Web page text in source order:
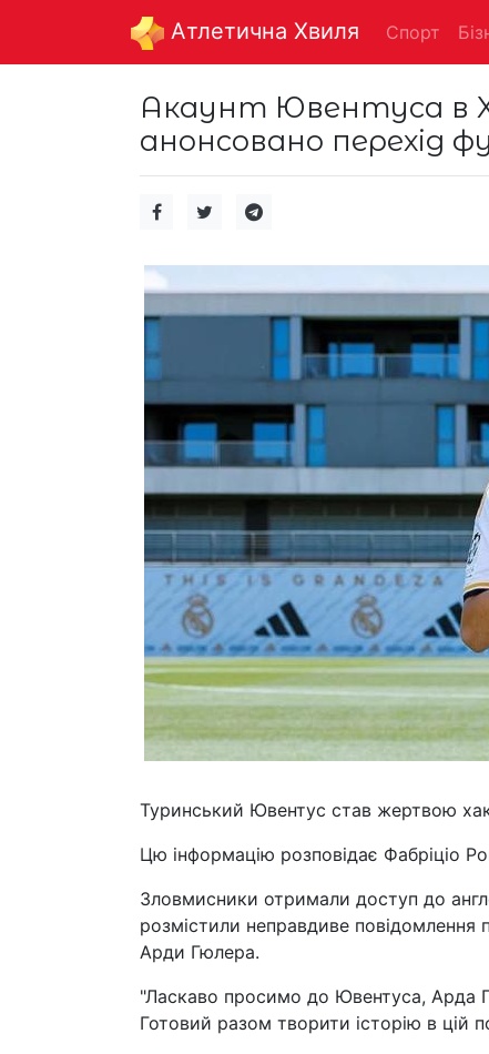
Aтлетична Хвиля Спорт
Акаунт Ювентуса в
анонсовано перехід
Туринський Ювентус став жертвою
Цю інформацію розповідає Фабріціо
Зловмисники отримали доступ до
розмістили неправдиве повідомлення
Арди Гюлера.
"Ласкаво просимо до Ювентуса, Арда
Готовий разом творити історію в цій